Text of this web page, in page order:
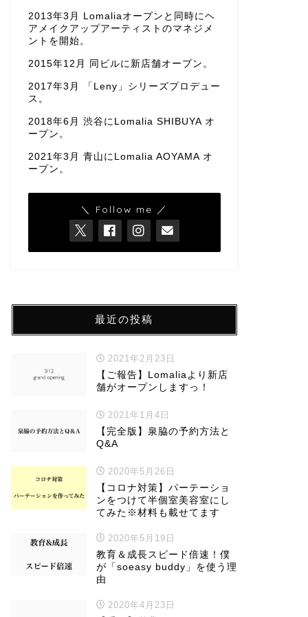
2013年3月 Lomaliaオープンと同時にヘ
アメイクアップアーティストのマネジメ
ントを開始。
2015年12月 同ビルに新店舗オープン。
2017年3月 「Leny」シリーズプロデュー
ス。
2018年6月 渋谷にLomalia SHIBUYA オ
ープン。
2021年3月 青山にLomalia AOYAMA オ
ープン。
＼ Follow me ／
最近の投稿
2021年2月23日
【ご報告】Lomaliaより新店
舗がオープンしますっ！
2021年1月4日
【完全版】泉脇の予約方法と
Q&A
2020年5月26日
【コロナ対策】パーテーショ
ンをつけて半個室美容室にし
てみた※材料も載せてます
2020年5月19日
教育＆成長スピード倍速！僕
が「soeasy buddy」を使う理
由
2020年4月23日